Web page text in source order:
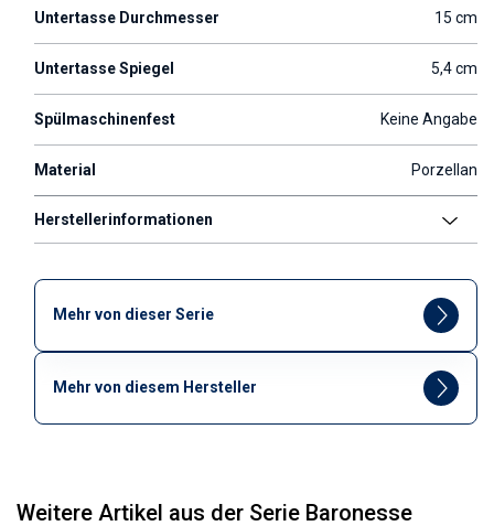
Untertasse Durchmesser 15 cm
Untertasse Spiegel 5,4 cm
Spülmaschinenfest Keine Angabe
Material Porzellan
Herstellerinformationen
Mehr von dieser Serie
Mehr von diesem Hersteller
Weitere Artikel aus der Serie Baronesse